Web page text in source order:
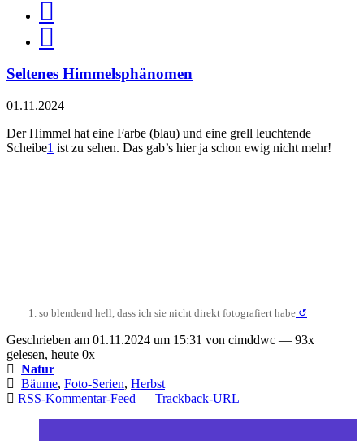
Seltenes Himmelsphänomen
01.11.2024
Der Himmel hat eine Farbe (blau) und eine grell leuchtende
Scheibe1 ist zu sehen. Das gab’s hier ja schon ewig nicht mehr!
so blendend hell, dass ich sie nicht direkt fotografiert habe ↺
Geschrieben am 01.11.2024 um 15:31 von cimddwc — 93x
gelesen, heute 0x
Natur
Bäume, Foto-Serien, Herbst
RSS-Kommentar-Feed — Trackback-URL